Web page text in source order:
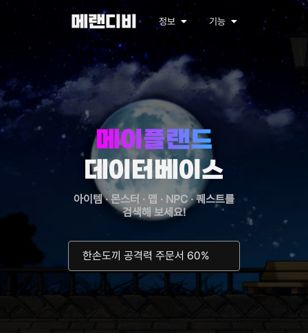
메랜디비 정보 기능
메이플랜드
데이터베이스
아이템 · 몬스터 · 맵 · NPC · 퀘스트를
검색해 보세요!